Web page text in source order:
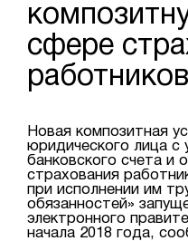
сфере
работников
Новая композитная
юридического лица с
банковского счета и
страхования
при исполнении им
обязанностей»
электронного
начала 2018 года,